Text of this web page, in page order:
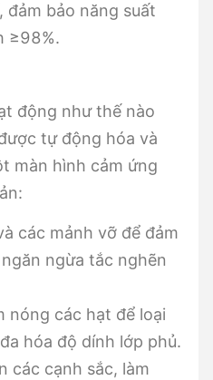
đảm bảo năng suất
≥98%.
động như thế nào
tự động hóa và
màn hình cảm ứng
các mảnh vỡ để đảm
ngừa tắc nghẽn
nóng các hạt để loại
hóa độ dính lớp phủ.
các cạnh sắc, làm